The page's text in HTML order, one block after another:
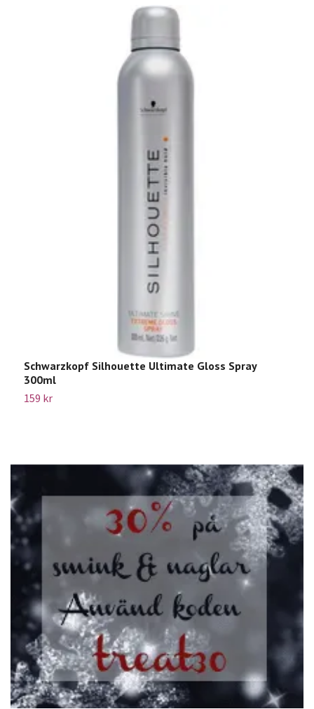
Schwarzkopf Silhouette Ultimate Gloss Spray
300ml
159 kr